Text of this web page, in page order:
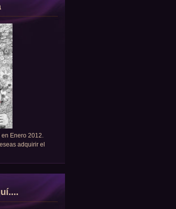
Enero 2012.
adquirir el